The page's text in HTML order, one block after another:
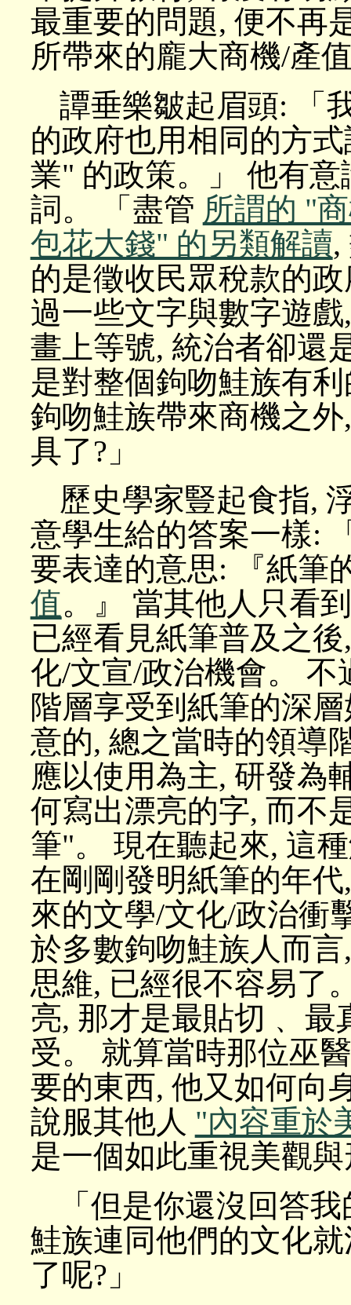
最重要的問題, 便不再
所帶來的龐大商機/產
譚垂樂皺起眉頭: 「
的政府也用相同的方
業" 的政策。」 他有
詞。 「盡管 所謂的 "
包花大錢" 的另類解讀,
的是徵收民眾稅款的
過一些文字與數字遊
畫上等號, 統治者卻還
是對整個鉤吻鮭族有
鉤吻鮭族帶來商機之
具了?」
歷史學家豎起食指,
意學生給的答案一樣:
要表達的意思: 『紙筆
值。』 當其他人只看
已經看見紙筆普及之
化/文宣/政治機會。
階層享受到紙筆的深
意的, 總之當時的領導
應以使用為主, 研發為
何寫出漂亮的字, 而不
筆"。 現在聽起來, 這
在剛剛發明紙筆的年
來的文學/文化/政治衝
於多數鉤吻鮭族人而
思維, 已經很不容易了
亮, 那才是最貼切﹑
受。 就算當時那位巫
要的東西, 他又如何向
說服其他人 "內容重於
是一個如此重視美觀
「但是你還沒回答
鮭族連同他們的文化
了呢?」